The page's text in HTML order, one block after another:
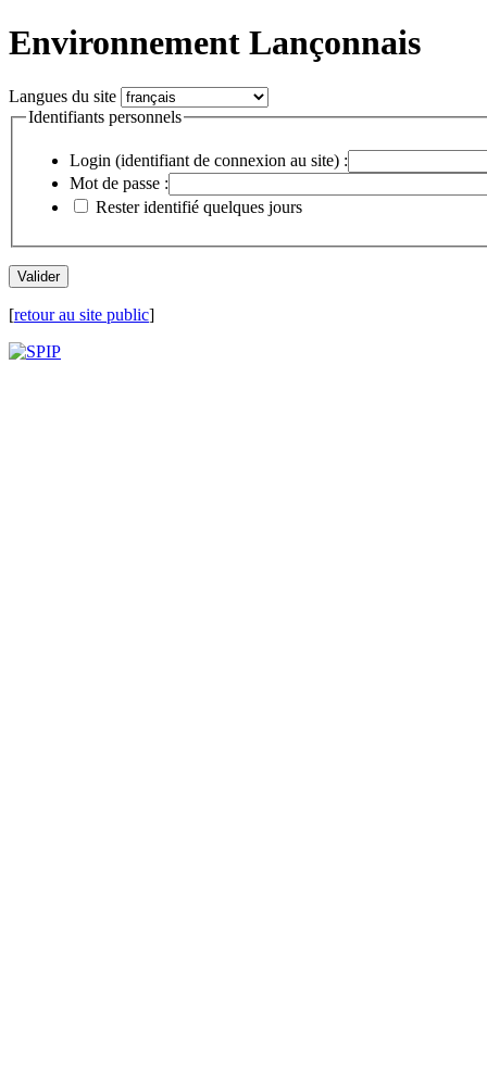
Environnement Lançonnais
Langues du site
Identifiants personnels
Login (identifiant de connexion au site) :
Mot de passe :
Rester identifié quelques jours
[retour au site public]